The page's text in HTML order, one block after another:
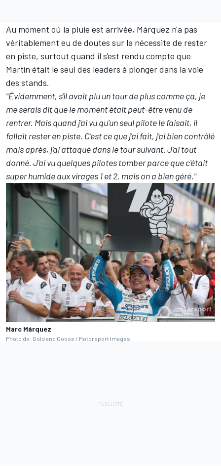
Au moment où la pluie est arrivée, Márquez n'a pas
véritablement eu de doutes sur la nécessite de rester
en piste, surtout quand il s'est rendu compte que
Martín était le seul des leaders à plonger dans la voie
des stands.
"Évidemment, s'il avait plu un tour de plus comme ça, je
me serais dit que le moment était peut-être venu de
rentrer. Mais quand j'ai vu qu'un seul pilote le faisait, il
fallait rester en piste. C'est ce que j'ai fait, j'ai bien contrôlé
mais après, j'ai attaqué dans le tour suivant. J'ai tout
donné. J'ai vu quelques pilotes tomber parce que c'était
super humide aux virages 1 et 2, mais on a bien géré."
Marc Márquez
Photo de: Gold and Goose / Motorsport Images